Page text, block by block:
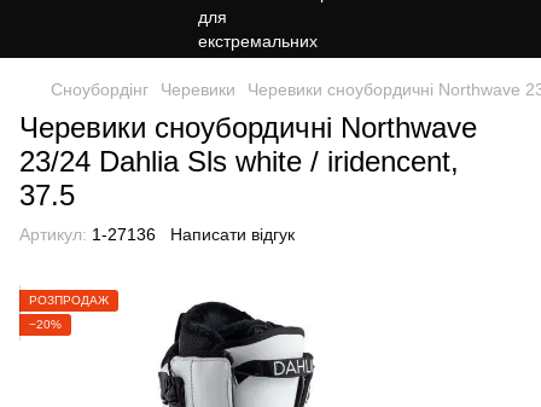
Сноубордiнг Черевики Черевики сноубордичні Northwave
Черевики сноубордичні Northwave
23/24 Dahlia Sls white / iridencent,
37.5
Артикул: 1-27136 Написати відгук
РОЗПРОДАЖ
−20%